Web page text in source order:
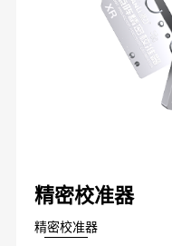
精密校准器
精密校准器